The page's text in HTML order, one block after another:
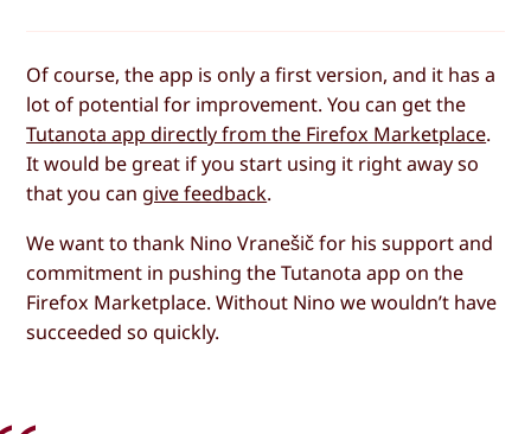
Of course, the app is only a first version, and it has a
lot of potential for improvement. You can get the
Tutanota app directly from the Firefox Marketplace.
It would be great if you start using it right away so
that you can give feedback.
We want to thank Nino Vranešič for his support and
commitment in pushing the Tutanota app on the
Firefox Marketplace. Without Nino we wouldn’t have
succeeded so quickly.